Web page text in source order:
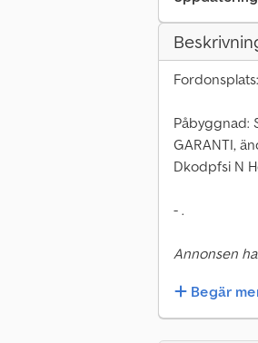
Påbyggnad:
GARANTI,
Dkodpfsi N
- .
Annonsen
Begär